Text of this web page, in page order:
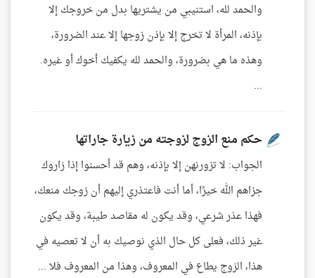
والحمد لله، استنيبي من يشتريها بدل من خروجك إلا
بإذنه، المرأة لا تخرج إلا بإذن زوجها إلا عند الضرورة،
وهذه ما هي بضرورة، والحمد لله يكفيك أخوك أو غيره.
...
حكم منع الزوج لزوجته من زيارة جاراتها
الجواب: لا تزورنهن إلا بإذنه، وهم قد أحسنوا إذا زاروك
جزاهم الله خيرًا، أما أنت فاعتذري إليهم أن زوجك منعك،
فهذا عذر شرعي، وقد يكون له مقاصد طيبة، وقد يكون
غير ذلك، فعلى كل حال الذي نوصيك به أن لا تعصيه في
هذا، الزوج يطاع في المعروف، وهذا من المعروف فلا ...